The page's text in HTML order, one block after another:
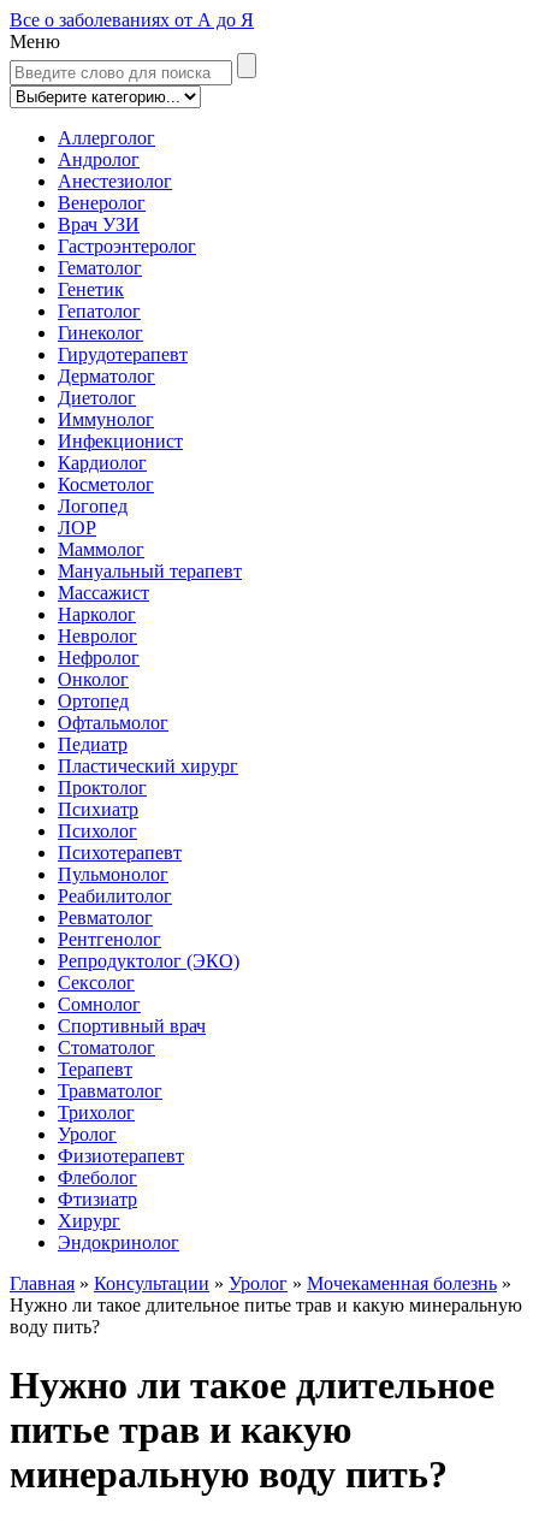
Все о заболеваниях от А до Я
Меню
Аллерголог
Андролог
Анестезиолог
Венеролог
Врач УЗИ
Гастроэнтеролог
Гематолог
Генетик
Гепатолог
Гинеколог
Гирудотерапевт
Дерматолог
Диетолог
Иммунолог
Инфекционист
Кардиолог
Косметолог
Логопед
ЛОР
Маммолог
Мануальный терапевт
Массажист
Нарколог
Невролог
Нефролог
Онколог
Ортопед
Офтальмолог
Педиатр
Пластический хирург
Проктолог
Психиатр
Психолог
Психотерапевт
Пульмонолог
Реабилитолог
Ревматолог
Рентгенолог
Репродуктолог (ЭКО)
Сексолог
Сомнолог
Спортивный врач
Стоматолог
Терапевт
Травматолог
Трихолог
Уролог
Физиотерапевт
Флеболог
Фтизиатр
Хирург
Эндокринолог
Главная » Консультации » Уролог » Мочекаменная болезнь »
Нужно ли такое длительное питье трав и какую минеральную
воду пить?
Нужно ли такое длительное
питье трав и какую
минеральную воду пить?